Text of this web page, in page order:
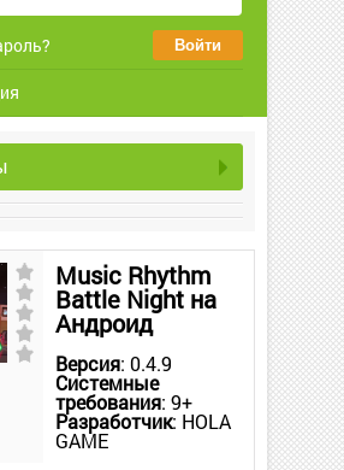
Music Rhythm
Battle Night на
Андроид
Версия: 0.4.9
Системные
требования: 9+
Разработчик: HOLA
GAME